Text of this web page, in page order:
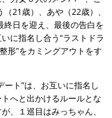
21歳）、あや（22歳）、
日を迎え、最後の告白を
に指名し合う“ラストドラ
形”をカミングアウトをす
ト”は、お互いに指名し
へと出かけるルールとな
、１巡目はみっちゃん、